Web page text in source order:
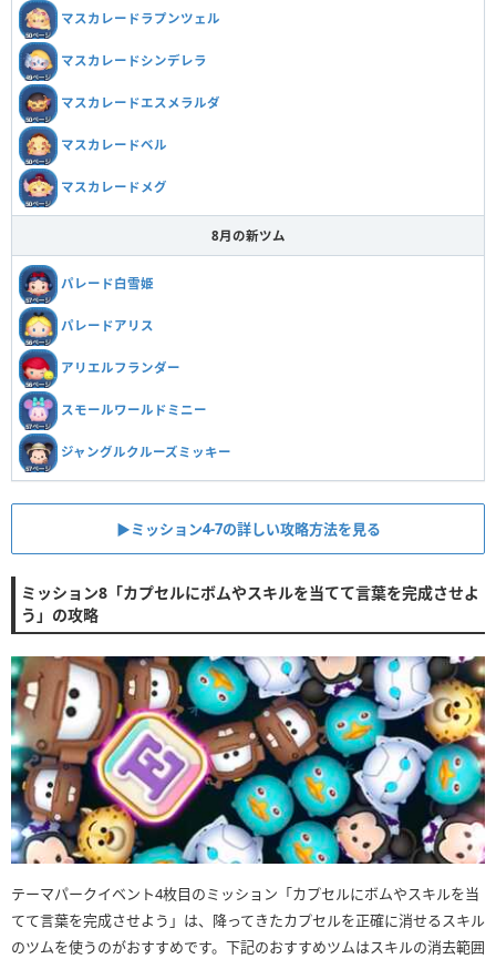
マスカレードラプンツェル
マスカレードシンデレラ
マスカレードエスメラルダ
マスカレードベル
マスカレードメグ
8月の新ツム
パレード白雪姫
パレードアリス
アリエルフランダー
スモールワールドミニー
ジャングルクルーズミッキー
▶ミッション4-7の詳しい攻略方法を見る
ミッション8「カプセルにボムやスキルを当てて言葉を完成させよ
う」の攻略
テーマパークイベント4枚目のミッション「カプセルにボムやスキルを当
てて言葉を完成させよう」は、降ってきたカプセルを正確に消せるスキル
のツムを使うのがおすすめです。下記のおすすめツムはスキルの消去範囲